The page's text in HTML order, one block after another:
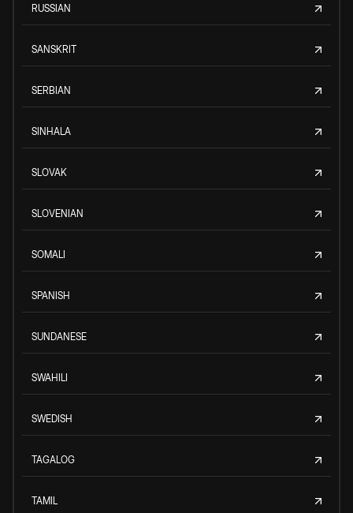
RUSSIAN
SANSKRIT
SERBIAN
SINHALA
SLOVAK
SLOVENIAN
SOMALI
SPANISH
SUNDANESE
SWAHILI
SWEDISH
TAGALOG
TAMIL